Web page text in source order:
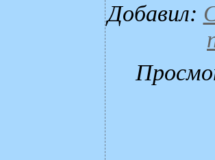
Добавил: